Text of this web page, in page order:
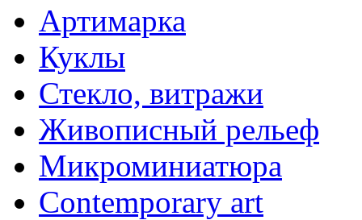
Артимарка
Куклы
Стекло, витражи
Живописный рельеф
Микроминиатюра
Contemporary art